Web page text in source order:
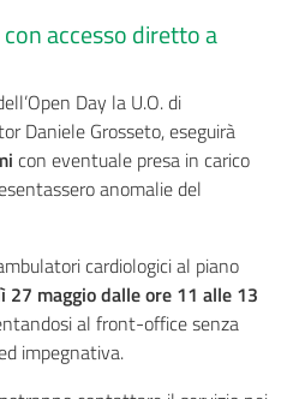
accesso diretto a
Day la U.O. di
Daniele Grosseto, eseguirà
con eventuale presa in carico
anomalie del
cardiologici al piano
27 maggio dalle ore 11 alle 13
al front-office senza
impegnativa.